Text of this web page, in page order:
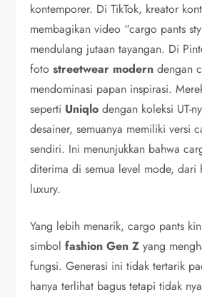
kontemporer. Di TikTok, kreator
membagikan video “cargo pants
mendulang jutaan tayangan. Di
fotostreetwear modern dengan
mendominasi papan inspirasi.
seperti Uniqlo dengan koleksi UT-
desainer, semuanya memiliki versi
sendiri. Ini menunjukkan bahwa
diterima di semua level mode, dari
luxury.
Yang lebih menarik, cargo pants
simbolfashion Gen Z yang
fungsi. Generasi ini tidak tertarik
hanya terlihat bagus tetapi tidak